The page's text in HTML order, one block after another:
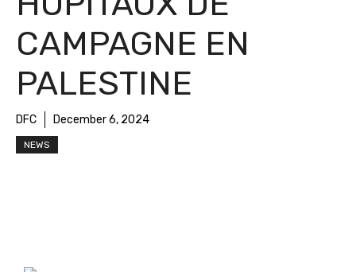
CAMPAGNE EN
PALESTINE
DFC December 6, 2024
NEWS